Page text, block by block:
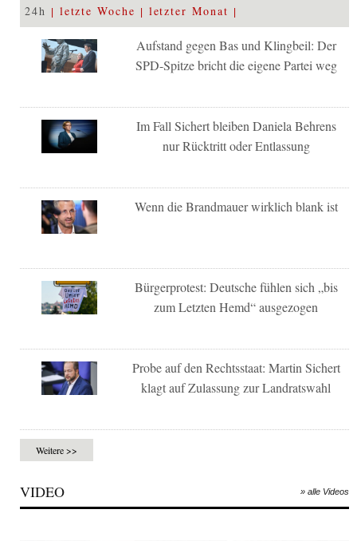
24h letzte Woche letzter Monat
Aufstand gegen Bas und Klingbeil: Der
SPD-Spitze bricht die eigene Partei weg
Im Fall Sichert bleiben Daniela Behrens
nur Rücktritt oder Entlassung
Wenn die Brandmauer wirklich blank ist
Bürgerprotest: Deutsche fühlen sich „bis
zum Letzten Hemd“ ausgezogen
Probe auf den Rechtsstaat: Martin Sichert
klagt auf Zulassung zur Landratswahl
Weitere >>
VIDEO » alle Videos